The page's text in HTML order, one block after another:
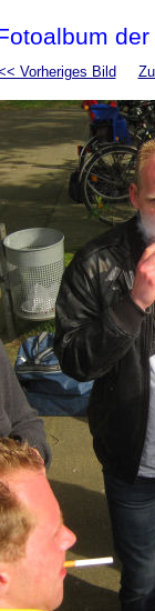
Vorheriges Bild